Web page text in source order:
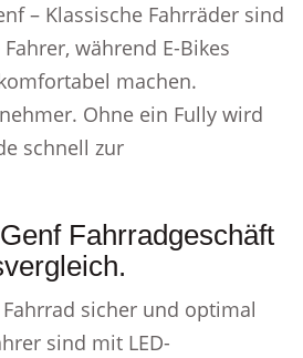
– Klassische Fahrräder sind
während E-Bikes
machen.
Ohne ein Fully wird
schnell zur
Fahrradgeschäft
sicher und optimal
sind mit LED-